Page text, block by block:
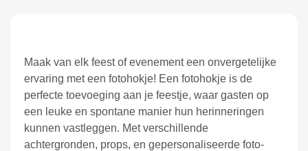
Maak van elk feest of evenement een onvergetelijke
ervaring met een fotohokje! Een fotohokje is de
perfecte toevoeging aan je feestje, waar gasten op
een leuke en spontane manier hun herinneringen
kunnen vastleggen. Met verschillende
achtergronden, props, en gepersonaliseerde foto-